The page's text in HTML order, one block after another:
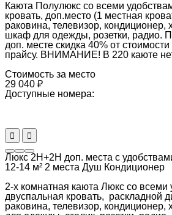
Каюта Полулюкс со всеми
кровать, доп.место (1 местная
раковина, телевизор, кондиционер,
шкаф для одежды, розетки, радио.
доп. месте скидка 40% от
прайсу. ВНИМАНИЕ! В 220 каюте
Стоимость за место
29 040 ₽
Доступные номера:
Люкс 2Н+2Н доп. места с
12-14 м² 2 места Душ Кондиционер
2-х комнатная каюта Люкс со всеми
двуспальная кровать, раскладной
раковина, телевизор,